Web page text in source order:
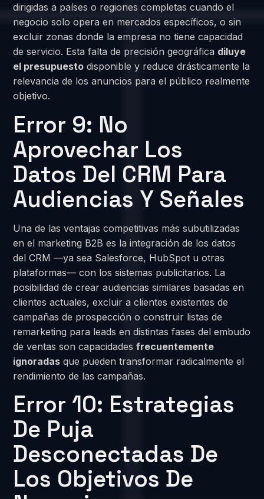
dirigidas a países o regiones completas cuando el
negocio solo opera en mercados específicos, o sin
excluir zonas donde la empresa no tiene capacidad
de servicio. Esta falta de precisión geográfica diluye
el presupuesto disponible y reduce drásticamente la
relevancia de los anuncios para el público realmente
objetivo.
Error 9: No
Aprovechar Los
Datos Del CRM Para
Audiencias Y Señales
Una de las ventajas competitivas más subutilizadas
en el marketing B2B es la integración de los datos
del CRM —ya sea Salesforce, HubSpot u otras
plataformas— con los sistemas publicitarios. La
posibilidad de crear audiencias similares basadas en
clientes actuales, excluir a clientes existentes de
campañas de prospección o construir listas de
remarketing para leads en distintas fases del embudo
de ventas son capacidadesfrecuentemente
ignoradas que pueden transformar radicalmente el
rendimiento de las campañas.
Error 10: Estrategias
De Puja
Desconectadas De
Los Objetivos De